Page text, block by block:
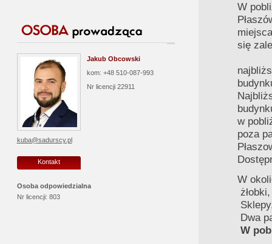
Jakub Obcowski
kom: +48 510-087-993
Nr licencji 22911
kuba@sadurscy.pl
Kontakt
Osoba odpowiedzialna
Nr licencji: 803
W
się
w
poza
W
Dwa
W